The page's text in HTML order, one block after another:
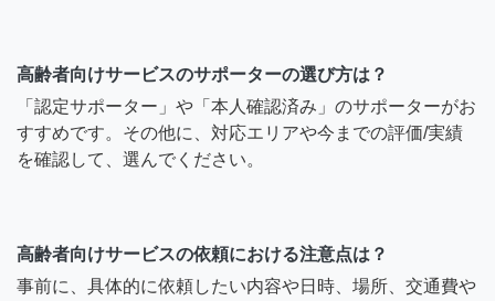
高齢者向けサービスのサポーターの選び方は？
「認定サポーター」や「本人確認済み」のサポーターがお
すすめです。その他に、対応エリアや今までの評価/実績
を確認して、選んでください。
高齢者向けサービスの依頼における注意点は？
事前に、具体的に依頼したい内容や日時、場所、交通費や